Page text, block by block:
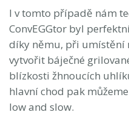
I v tomto případě nám
ConvEGGtor byl
díky němu, při umístění
vytvořit báječné
blízkosti žhnoucích
hlavní chod pak
low and slow.